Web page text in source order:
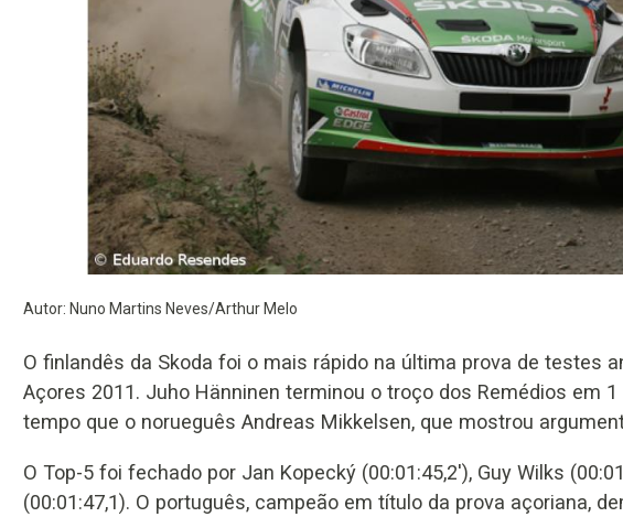
Autor: Nuno Martins Neves/Arthur Melo
O finlandês da Skoda foi o mais rápido na última prova de testes
Açores 2011. Juho Hänninen terminou o troço dos Remédios em
tempo que o norueguês Andreas Mikkelsen, que mostrou
O Top-5 foi fechado por Jan Kopecký (00:01:45,2'), Guy Wilks
(00:01:47,1). O português, campeão em título da prova açoriana,